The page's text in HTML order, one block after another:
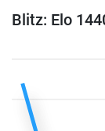
Blitz: Elo